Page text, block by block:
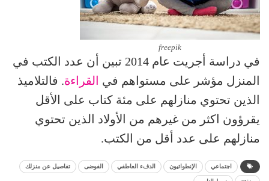
freepik
في دراسة أجريت عام 2014 تبين أن عدد الكتب في
المنزل مؤشر على مستواهم في القراءة. فالتلاميذ
الذين تحتوي منازلهم على مئة كتاب على الأقل
يقرؤون اكثر من غيرهم من الأولاد الذين تحتوي
منازلهم على عدد أقل من الكتب.
اجتماعي الإنطوائيون الدفء العاطفي الفوضى تفاصيل عن منزلك